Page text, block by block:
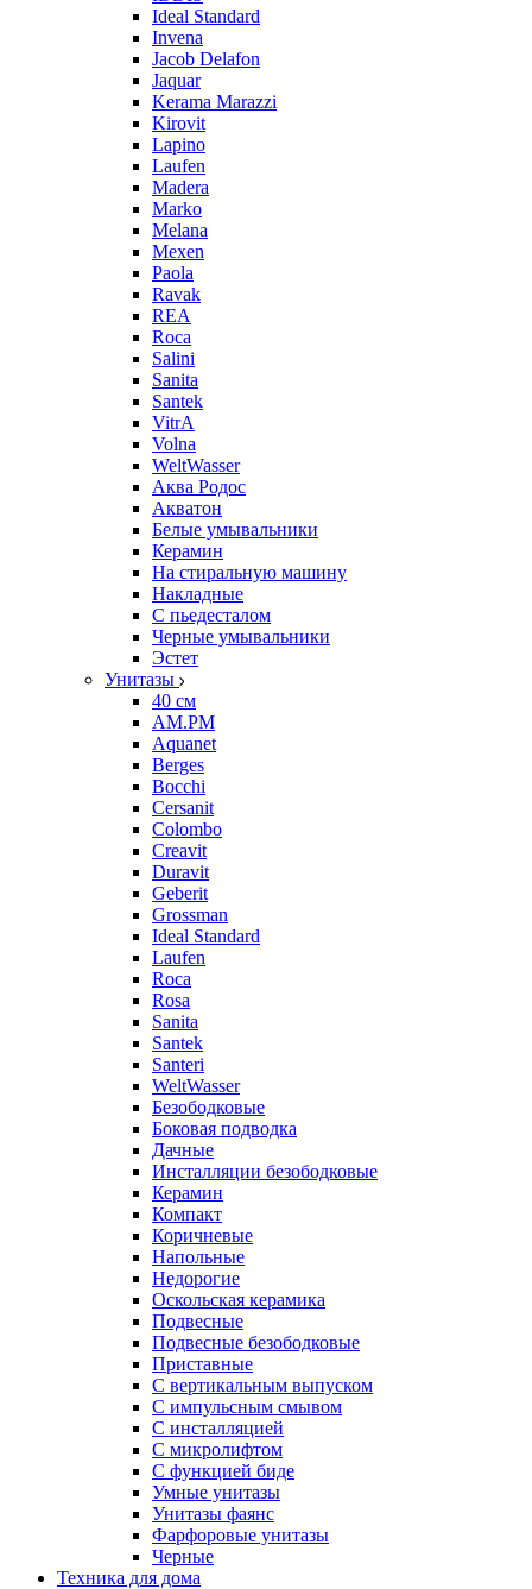
Ideal Standard
Invena
Jacob Delafon
Jaquar
Kerama Marazzi
Kirovit
Lapino
Laufen
Madera
Marko
Melana
Mexen
Paola
Ravak
REA
Roca
Salini
Sanita
Santek
VitrA
Volna
WeltWasser
Аква Родос
Акватон
Белые умывальники
Керамин
На стиральную машину
Накладные
С пьедесталом
Черные умывальники
Эстет
Унитазы
40 см
AM.PM
Aquanet
Berges
Bocchi
Cersanit
Colombo
Creavit
Duravit
Geberit
Grossman
Ideal Standard
Laufen
Roca
Rosa
Sanita
Santek
Santeri
WeltWasser
Безободковые
Боковая подводка
Дачные
Инсталляции безободковые
Керамин
Компакт
Коричневые
Напольные
Недорогие
Оскольская керамика
Подвесные
Подвесные безободковые
Приставные
С вертикальным выпуском
С импульсным смывом
С инсталляцией
С микролифтом
С функцией биде
Умные унитазы
Унитазы фаянс
Фарфоровые унитазы
Черные
Техника для дома